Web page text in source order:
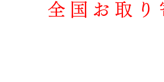
全国お取り